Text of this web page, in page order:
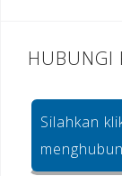
HUBUNGI
Silahkan